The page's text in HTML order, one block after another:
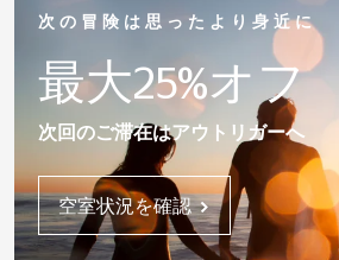
次の冒険は思ったより身近に
最大25%オフ
次回のご滞在はアウトリガーへ
空室状況を確認